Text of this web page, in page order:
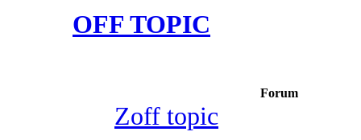
OFF TOPIC
Forum
Zoff topic